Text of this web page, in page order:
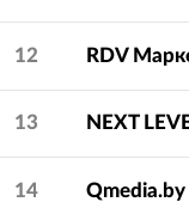
12 RDV
13 NEXT
14 Qmedia.by